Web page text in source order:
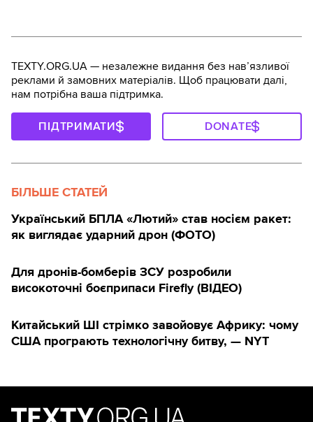
TEXTY.ORG.UA — незалежне видання без навʼязливої
реклами й замовних матеріалів. Щоб працювати далі,
нам потрібна ваша підтримка.
ПІДТРИМАТИ DONATE
БІЛЬШЕ СТАТЕЙ
Український БПЛА «Лютий» став носієм ракет:
як виглядає ударний дрон (ФОТО)
Для дронів-бомберів ЗСУ розробили
високоточні боєприпаси Firefly (ВІДЕО)
Китайський ШІ стрімко завойовує Африку: чому
США програють технологічну битву, — NYT